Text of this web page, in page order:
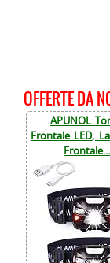
OFFERTE DA
APUNOL
Frontale LED,
Frontale...